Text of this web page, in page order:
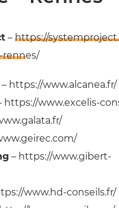
– https://
rennes/
– https://www.alcanea.fr/
https://www.excelis-
– https://www.gibert-
www.hd-conseils.fr/